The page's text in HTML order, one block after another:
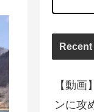
【動
ンに攻